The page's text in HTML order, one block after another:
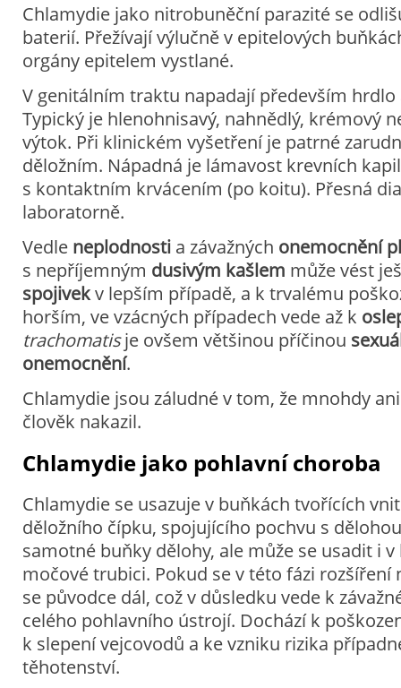
Chlamydie jako nitrobuněční parazité se
baterií. Přežívají výlučně v epitelových
orgány epitelem vystlané.
V genitálním traktu napadají především hrdlo
Typický je hlenohnisavý, nahnědlý, krémový
výtok. Při klinickém vyšetření je patrné
děložním. Nápadná je lámavost krevních
s kontaktním krvácením (po koitu). Přesná
laboratorně.
Vedle neplodnostia závažných onemocnění
s nepříjemným dusivým kašlem může vést
spojivekv lepším případě, a k trvalému
horším, ve vzácných případech vede až k
trachomatisje ovšem většinou příčinou
onemocnění.
Chlamydie jsou záludné v tom, že mnohdy
člověk nakazil.
Chlamydie jako pohlavní choroba
Chlamydie se usazuje v buňkách tvořících
děložního čípku, spojujícího pochvu s
samotné buňky dělohy, ale může se usadit i
močové trubici. Pokud se v této fázi rozšíření
se původce dál, což v důsledku vede k
celého pohlavního ústrojí. Dochází k
k slepení vejcovodů a ke vzniku rizika
těhotenství.